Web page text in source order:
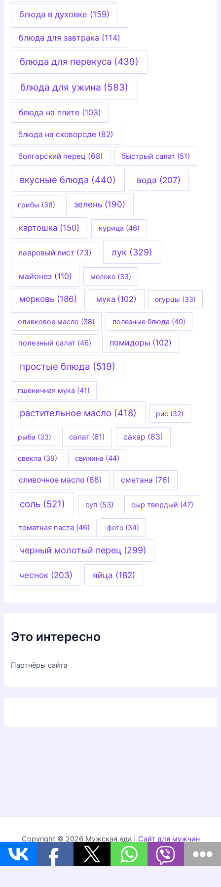
блюда в духовке (159)
блюда для завтрака (114)
блюда для перекуса (439)
блюда для ужина (583)
блюда на плите(103)
блюда на сковороде (82)
болгарский перец (68) быстрый салат (51)
вкусные блюда (440) вода (207)
грибы (38) зелень (190)
картошка (150) курица (46)
лавровый лист (73) лук (329)
майонез(110) молоко (33)
морковь(186) мука (102) огурцы (33)
оливковое масло (38) полезные блюда (40)
полезный салат(46) помидоры (102)
простые блюда (519)
пшеничная мука (41)
растительное масло (418) рис (32)
рыба (33) салат (61) сахар (83)
свекла (39) свинина (44)
сливочное масло(88) сметана (76)
соль (521) суп (53) сыр твердый (47)
томатная паста (46) фото (34)
черный молотый перец(299)
чеснок(203) яйца (182)
Это интересно
Партнёры сайта
Copyright © 2026 Мужская еда | Сайт для мужчин